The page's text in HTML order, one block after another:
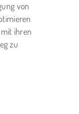
von
ihren
zu